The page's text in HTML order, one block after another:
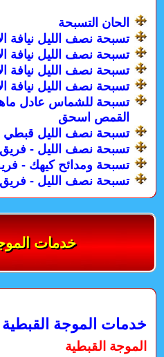
الحان التسبحة
تسبحة نصف الليل نيافة
تسبحة نصف الليل نيافة
تسبحة نصف الليل نيافة
تسبحة نصف الليل نيافة
تسبحة للشماس عادل
القمص اسحق
تسبحة نصف الليل قبطي
تسبحة نصف الليل - فريق
تسبحة ومدائح كيهك -
تسبحة نصف الليل - فريق
خدمات
خدمات الموجة القبطية
الموجة القبطية